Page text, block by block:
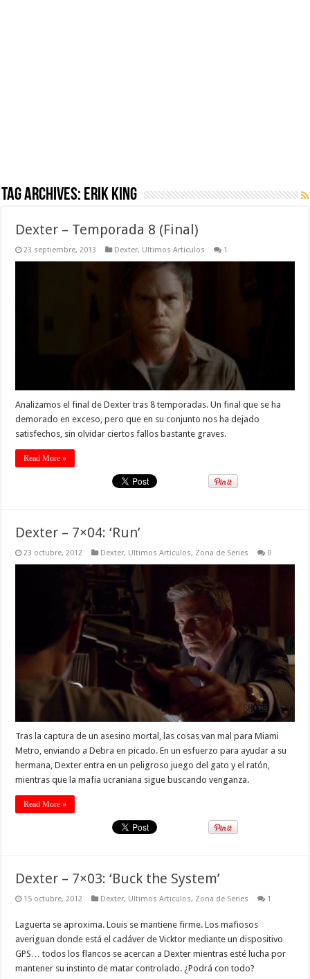
Tag Archives: Erik King
Dexter – Temporada 8 (Final)
23 septiembre, 2013 Dexter, Ultimos Articulos 1
Analizamos el final de Dexter tras 8 temporadas. Un final que se ha
demorado en exceso, pero que en su conjunto nos ha dejado
satisfechos, sin olvidar ciertos fallos bastante graves.
Read More »
Dexter – 7×04: ‘Run’
23 octubre, 2012 Dexter, Ultimos Articulos, Zona de Series 0
Tras la captura de un asesino mortal, las cosas van mal para Miami
Metro, enviando a Debra en picado. En un esfuerzo para ayudar a su
hermana, Dexter entra en un peligroso juego del gato y el ratón,
mientras que la mafia ucraniana sigue buscando venganza.
Read More »
Dexter – 7×03: ‘Buck the System’
15 octubre, 2012 Dexter, Ultimos Articulos, Zona de Series 1
Laguerta se aproxima. Louis se mantiene firme. Los mafiosos
averiguan donde está el cadáver de Vicktor mediante un dispositivo
GPS… todos los flancos se acercan a Dexter mientras esté lucha por
mantener su instinto de matar controlado. ¿Podrá con todo?